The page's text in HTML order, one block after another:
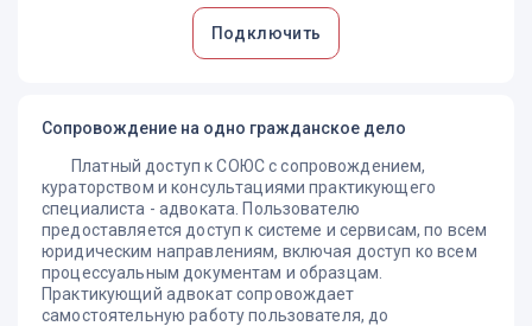
Подключить
Сопровождение на одно гражданское дело
Платный доступ к СОЮС с сопровождением,
кураторством и консультациями практикующего
специалиста - адвоката. Пользователю
предоставляется доступ к системе и сервисам, по всем
юридическим направлениям, включая доступ ко всем
процессуальным документам и образцам.
Практикующий адвокат сопровождает
самостоятельную работу пользователя, до